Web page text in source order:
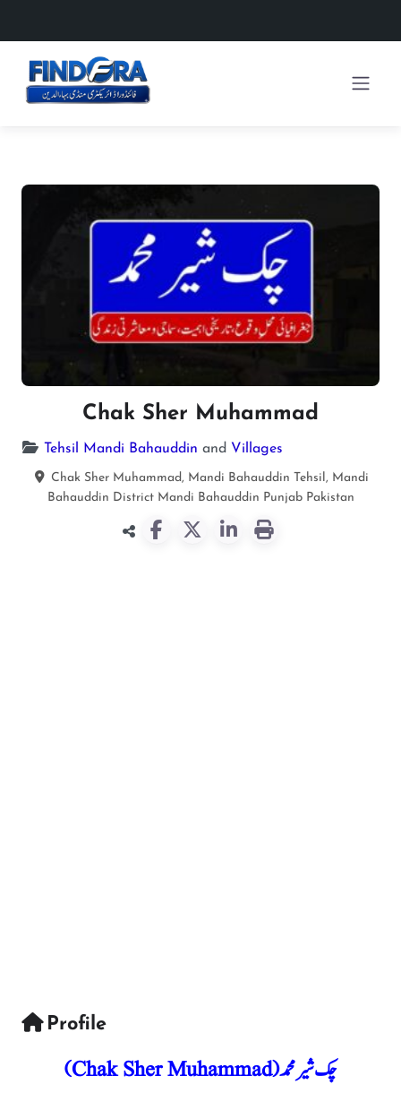
Chak Sher Muhammad
Tehsil Mandi Bahauddin and Villages
Chak Sher Muhammad, Mandi Bahauddin Tehsil, Mandi
Bahauddin District Mandi Bahauddin Punjab Pakistan
Profile
چک شیر محمد (Chak Sher Muhammad)